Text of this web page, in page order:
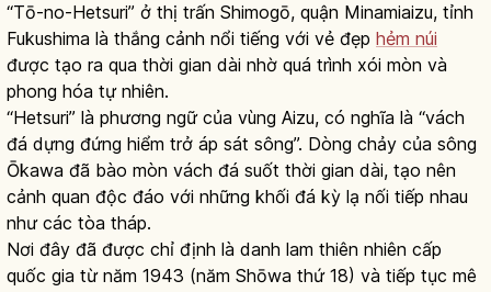
“Tō-no-Hetsuri” ở thị trấn Shimogō, quận Minamiaizu, tỉnh
Fukushima là thắng cảnh nổi tiếng với vẻ đẹp hẻm núi
được tạo ra qua thời gian dài nhờ quá trình xói mòn và
phong hóa tự nhiên.
“Hetsuri” là phương ngữ của vùng Aizu, có nghĩa là “vách
đá dựng đứng hiểm trở áp sát sông”. Dòng chảy của sông
Ōkawa đã bào mòn vách đá suốt thời gian dài, tạo nên
cảnh quan độc đáo với những khối đá kỳ lạ nối tiếp nhau
như các tòa tháp.
Nơi đây đã được chỉ định là danh lam thiên nhiên cấp
quốc gia từ năm 1943 (năm Shōwa thứ 18) và tiếp tục mê